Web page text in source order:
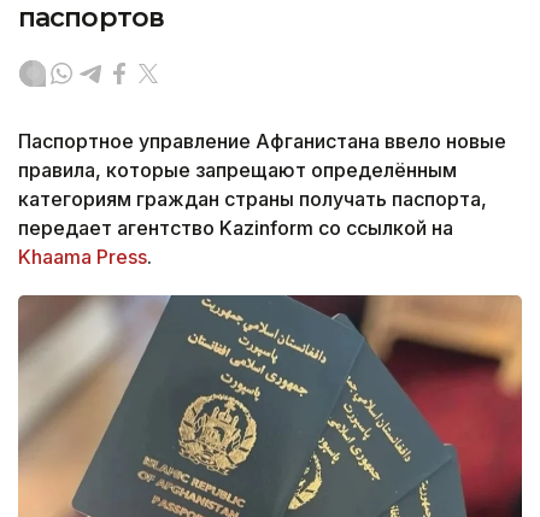
паспортов
Паспортное управление Афганистана ввело новые
правила, которые запрещают определённым
категориям граждан страны получать паспорта,
передает агентство Kazinform со ссылкой на
Khaama Press.